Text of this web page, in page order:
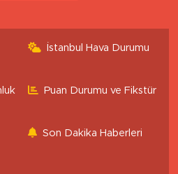
İstanbul Hava Durumu
Puan Durumu ve Fikstür
Son Dakika Haberleri